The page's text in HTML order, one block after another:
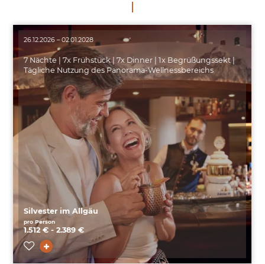
26.12.2026 – 02.01.2028
7 Nächte | 7x Frühstück | 7x Dinner | 1x Begrüßungssekt |
Tägliche Nutzung des Panorama-Wellnessbereichs
Silvester im Allgäu
pro Person
1.512 € - 2.389 €